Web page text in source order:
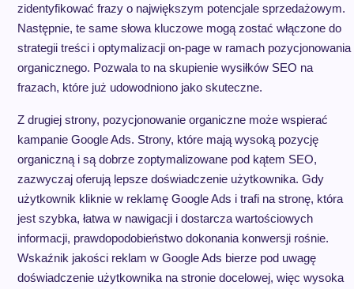
zidentyfikować frazy o największym potencjale sprzedażowym.
Następnie, te same słowa kluczowe mogą zostać włączone do
strategii treści i optymalizacji on-page w ramach pozycjonowania
organicznego. Pozwala to na skupienie wysiłków SEO na
frazach, które już udowodniono jako skuteczne.
Z drugiej strony, pozycjonowanie organiczne może wspierać
kampanie Google Ads. Strony, które mają wysoką pozycję
organiczną i są dobrze zoptymalizowane pod kątem SEO,
zazwyczaj oferują lepsze doświadczenie użytkownika. Gdy
użytkownik kliknie w reklamę Google Ads i trafi na stronę, która
jest szybka, łatwa w nawigacji i dostarcza wartościowych
informacji, prawdopodobieństwo dokonania konwersji rośnie.
Wskaźnik jakości reklam w Google Ads bierze pod uwagę
doświadczenie użytkownika na stronie docelowej, więc wysoka